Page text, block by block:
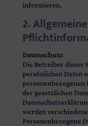
informieren.
2.
Datenschutz
Die Betreiber dieser
persönlichen Daten
der gesetzlichen
werden
Personenbezogene